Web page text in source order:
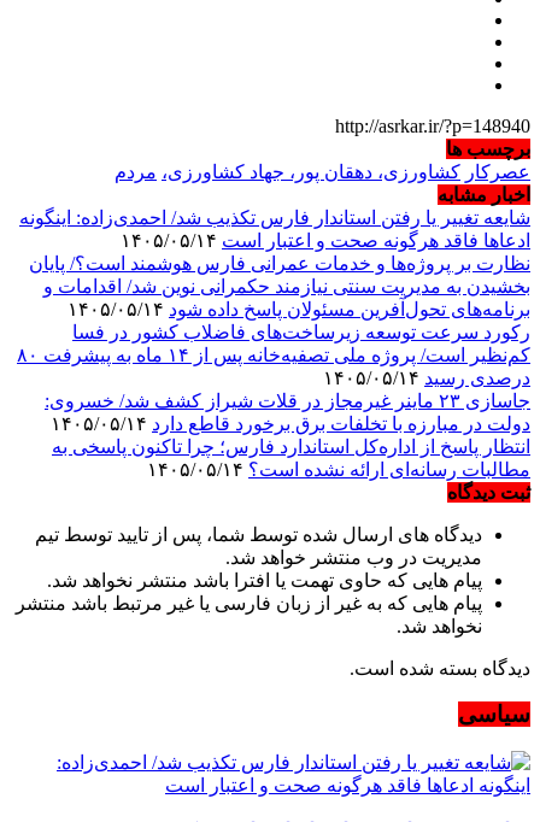
http://asrkar.ir/?p=148940
برچسب ها
عصرکار کشاورزی، دهقان پور، جهاد کشاورزی، مردم
اخبار مشابه
شایعه تغییر یا رفتن استاندار فارس تکذیب شد/ احمدی‌زاده: اینگونه
ادعاها فاقد هرگونه صحت و اعتبار است
نظارت بر پروژه‌ها و خدمات عمرانی فارس هوشمند است؟/ پایان
بخشیدن به مدیریت سنتی نیازمند حکمرانی نوین شد/ اقدامات و
برنامه‌های تحول‌آفرین مسئولان پاسخ داده شود
رکورد سرعت توسعه زیرساخت‌های فاضلاب کشور در فسا
کم‌نظیر است/ پروژه ملی تصفیه‌خانه پس از ۱۴ ماه به پیشرفت ۸۰
درصدی رسید
جاسازی ۲۳ ماینر غیرمجاز در قلات شیراز کشف شد/ خسروی:
دولت در مبارزه با تخلفات برق برخورد قاطع دارد
انتظار پاسخ از اداره‌کل استاندارد فارس؛ چرا تاکنون پاسخی به
مطالبات رسانه‌ای ارائه نشده است؟
ثبت دیدگاه
دیدگاه های ارسال شده توسط شما، پس از تایید توسط تیم
مدیریت در وب منتشر خواهد شد.
پیام هایی که حاوی تهمت یا افترا باشد منتشر نخواهد شد.
پیام هایی که به غیر از زبان فارسی یا غیر مرتبط باشد منتشر
نخواهد شد.
دیدگاه بسته شده است.
سیاسی